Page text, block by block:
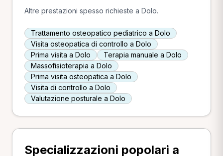
Altre prestazioni spesso richieste a Dolo.
Trattamento osteopatico pediatrico a Dolo
Visita osteopatica di controllo a Dolo
Prima visita a Dolo
Terapia manuale a Dolo
Massofisioterapia a Dolo
Prima visita osteopatica a Dolo
Visita di controllo a Dolo
Valutazione posturale a Dolo
Specializzazioni popolari a